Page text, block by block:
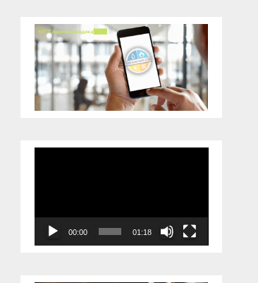
00:00 01:18